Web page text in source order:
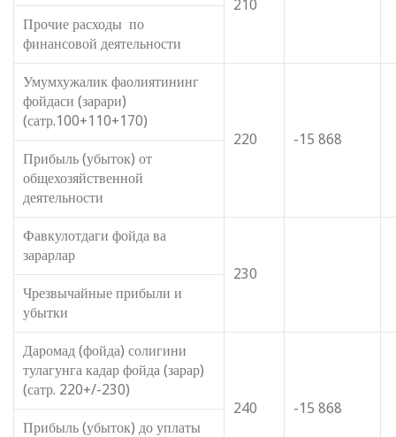
210
Прочие расходы по
финансовой деятельности
Умумхужалик фаолиятининг
фойдаси (зарари)
(сатр.100+110+170)
220
-15 868
Прибыль (убыток) от
общехозяйственной
деятельности
Фавкулотдаги фойда ва
зарарлар
230
Чрезвычайные прибыли и
убытки
Даромад (фойда) солигини
тулагунга кадар фойда (зарар)
(сатр. 220+/-230)
240
-15 868
Прибыль (убыток) до уплаты